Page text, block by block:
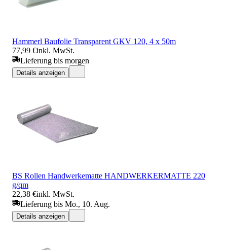
Hammerl Baufolie Transparent GKV 120, 4 x 50m
77,99 €inkl. MwSt.
Lieferung bis morgen
Details anzeigen
BS Rollen Handwerkematte HANDWERKERMATTE 220
g/qm
22,38 €inkl. MwSt.
Lieferung bis Mo., 10. Aug.
Details anzeigen